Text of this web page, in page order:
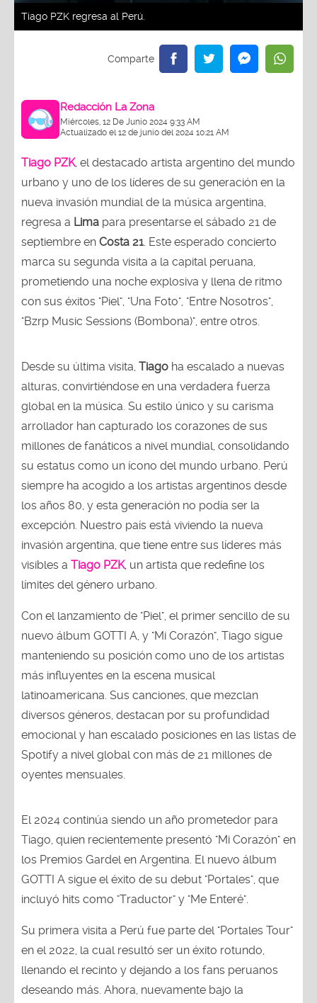
Tiago PZK regresa al Perú.
Redacción La Zona
Miércoles, 12 De Junio 2024 9:33 AM
Actualizado el 12 de junio del 2024 10:21 AM
Tiago PZK, el destacado artista argentino del mundo
urbano y uno de los líderes de su generación en la
nueva invasión mundial de la música argentina,
regresa a Lima para presentarse el sábado 21 de
septiembre en Costa 21 . Este esperado concierto
marca su segunda visita a la capital peruana,
prometiendo una noche explosiva y llena de ritmo
con sus éxitos "Piel", "Una Foto", "Entre Nosotros",
"Bzrp Music Sessions (Bombona)", entre otros.
Desde su última visita, Tiago ha escalado a nuevas
alturas, convirtiéndose en una verdadera fuerza
global en la música. Su estilo único y su carisma
arrollador han capturado los corazones de sus
millones de fanáticos a nivel mundial, consolidando
su estatus como un ícono del mundo urbano. Perú
siempre ha acogido a los artistas argentinos desde
los años 80, y esta generación no podía ser la
excepción. Nuestro país está viviendo la nueva
invasión argentina, que tiene entre sus líderes más
visibles a Tiago PZK, un artista que redefine los
límites del género urbano.
Con el lanzamiento de "Piel", el primer sencillo de su
nuevo álbum GOTTI A, y "Mi Corazón", Tiago sigue
manteniendo su posición como uno de los artistas
más influyentes en la escena musical
latinoamericana. Sus canciones, que mezclan
diversos géneros, destacan por su profundidad
emocional y han escalado posiciones en las listas de
Spotify a nivel global con más de 21 millones de
oyentes mensuales.
El 2024 continúa siendo un año prometedor para
Tiago, quien recientemente presentó "Mi Corazón" en
los Premios Gardel en Argentina. El nuevo álbum
GOTTI A sigue el éxito de su debut "Portales", que
incluyó hits como "Traductor" y "Me Enteré".
Su primera visita a Perú fue parte del "Portales Tour"
en el 2022, la cual resultó ser un éxito rotundo,
llenando el recinto y dejando a los fans peruanos
deseando más. Ahora, nuevamente bajo la